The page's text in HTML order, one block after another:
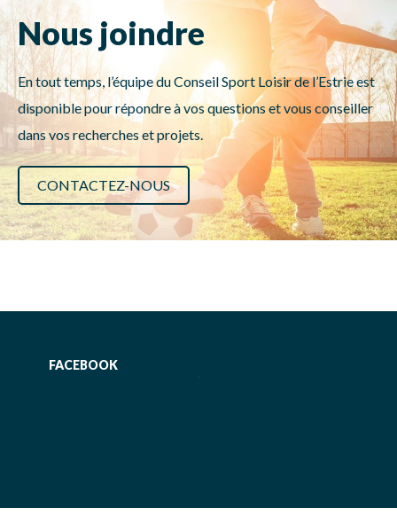
Nous joindre
En tout temps, l’équipe du Conseil Sport Loisir de l’Estrie est
disponible pour répondre à vos questions et vous conseiller
dans vos recherches et projets.
CONTACTEZ-NOUS
FACEBOOK